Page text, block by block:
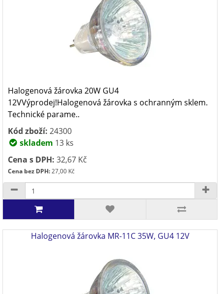
Halogenová žárovka 20W GU4
12VVýprodej!Halogenová žárovka s ochranným sklem.
Technické parame..
Kód zboží: 24300
skladem 13 ks
Cena s DPH: 32,67 Kč
Cena bez DPH:27,00 Kč
Halogenová žárovka MR-11C 35W, GU4 12V